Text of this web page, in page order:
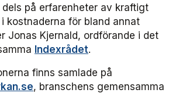
2022
Buss
buss
Serviceresor
Serviceresor
Kollbar
2026
på erfarenheter av kraftigt
kostnaderna för bland annat
Jonas Kjernald, ordförande i det
Indexrådet.
finns samlade på
, branschens gemensamma